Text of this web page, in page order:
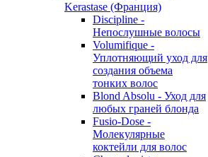
Kerastase (Франция)
Discipline -
Непослушные волосы
Volumifique -
Уплотняющий уход для
создания объема
тонких волос
Blond Absolu - Уход для
любых граней блонда
Fusio-Dose -
Молекулярные
коктейли для волос